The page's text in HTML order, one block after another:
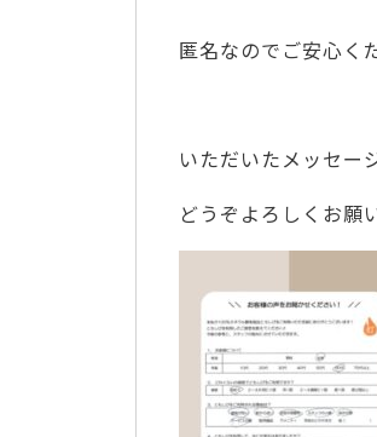
匿名なのでご安心く
いただいたメッセ
どうぞよろしくお願